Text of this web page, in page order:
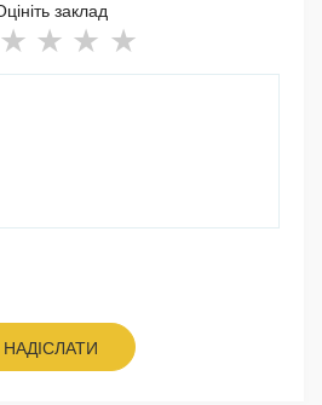
заклад
НАДІСЛАТИ